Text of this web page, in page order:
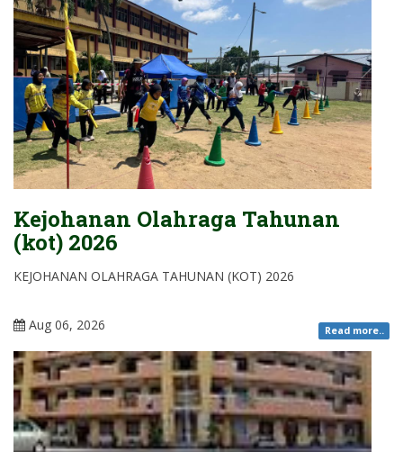
Kejohanan Olahraga Tahunan
(kot) 2026
KEJOHANAN OLAHRAGA TAHUNAN (KOT) 2026
Read more..
Aug 06, 2026